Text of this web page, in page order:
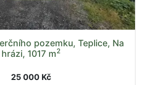
pozemku, Teplice, Na
hrázi, 1017 m2
25 000 Kč